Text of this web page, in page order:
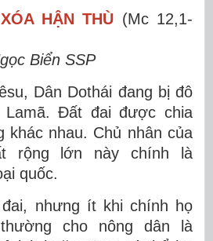
HẬN THÙ (Mc 12,1-
Biển SSP
Dân Dothái đang bị đô
Đất đai được chia
khác nhau. Chủ nhân của
rộng lớn này chính là
quốc.
nhưng ít khi chính họ
cho nông dân là